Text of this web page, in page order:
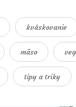
kváskovanie
mäso
tipy a triky